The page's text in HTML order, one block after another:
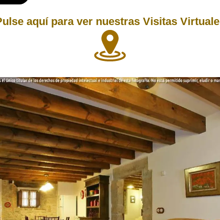
aquí para ver nuestras Visitas